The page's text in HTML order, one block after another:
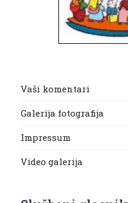
Vaši komentari
Galerija fotografija
Impressum
Video galerija